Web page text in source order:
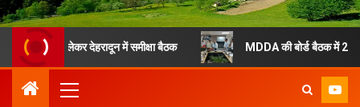
को लेकर देहरादून में समीक्षा बैठक MDDA की बोर्ड बैठक में 25 प्रस्तावों